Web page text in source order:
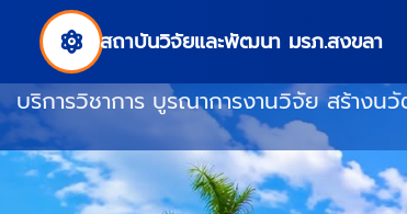
สถาบันวิจัยและพัฒนา มรภ.สงขลา
ยินดีต้อนรับสู่ส
บริการวิชาการ บูรณาการงานวิจัย สร้าง